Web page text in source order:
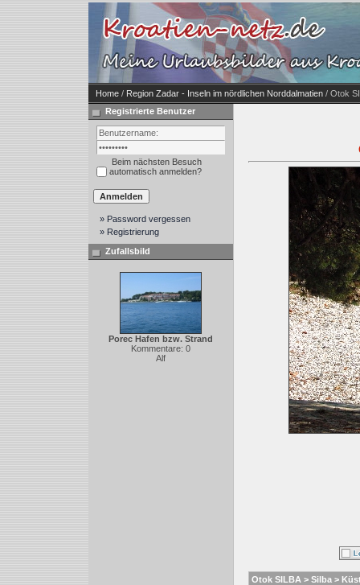
Home / Region Zadar - Inseln im nördlichen Norddalmatien / Otok
Registrierte Benutzer
Beim nächsten Besuch
automatisch anmelden?
» Password vergessen
» Registrierung
Zufallsbild
Porec Hafen bzw. Strand
Kommentare: 0
Alf
Otok SILBA > Silba >